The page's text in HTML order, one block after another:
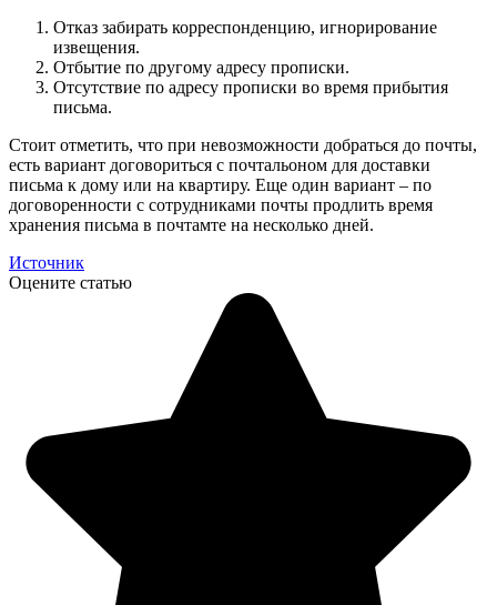
Отказ забирать корреспонденцию, игнорирование
извещения.
Отбытие по другому адресу прописки.
Отсутствие по адресу прописки во время прибытия
письма.
Стоит отметить, что при невозможности добраться до почты,
есть вариант договориться с почтальоном для доставки
письма к дому или на квартиру. Еще один вариант – по
договоренности с сотрудниками почты продлить время
хранения письма в почтамте на несколько дней.
Источник
Оцените статью